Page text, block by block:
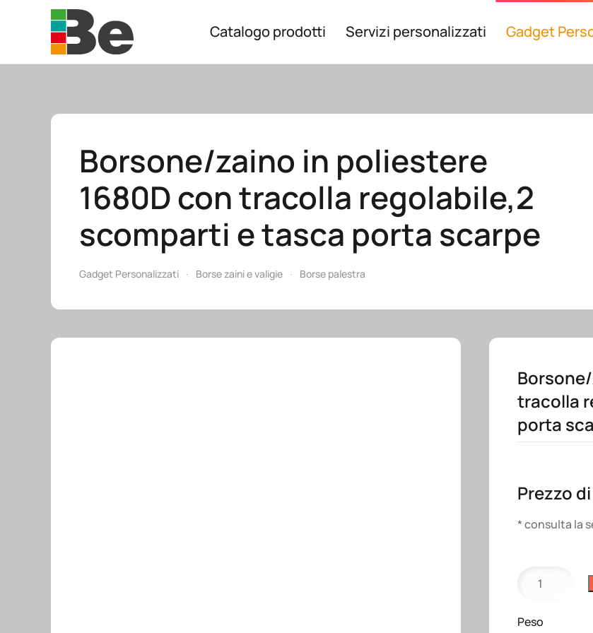
Skip to main content Catalogo prodotti Servizi personalizzati Gadget
Borsone/zaino in poliestere
1680D con tracolla regolabile,2
scomparti e tasca porta scarpe
Gadget Personalizzati Borse zaini e valigie Borse palestra
tracolla
porta
Prezzo
* consulta la
Borsone/
1680D
Peso